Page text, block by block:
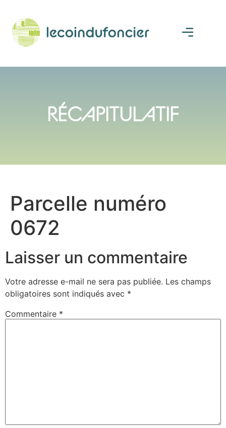
RÉCAPITULATIF
Parcelle numéro
0672
Laisser un commentaire
Votre adresse e-mail ne sera pas publiée. Les champs
obligatoires sont indiqués avec *
Commentaire *